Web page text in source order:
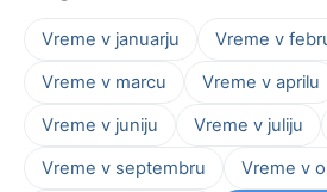
Vreme v januarju
Vreme v
Vreme v marcu
Vreme v aprilu
Vreme v juniju
Vreme v juliju
Vreme v septembru
Vreme v